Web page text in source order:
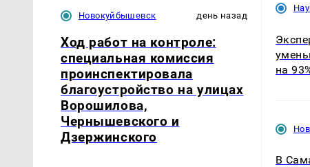
Новокуйбышевск день назад
Ход работ на контроле:
специальная комиссия
проинспектировала
благоустройство на улицах
Ворошилова,
Чернышевского и
Дзержинского
на
В